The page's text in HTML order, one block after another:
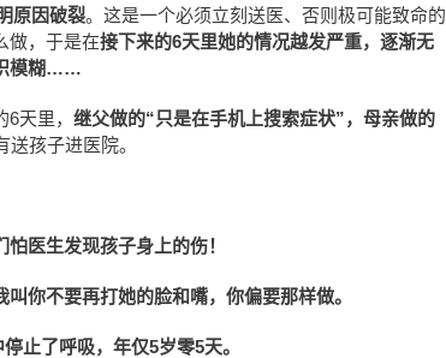
原因破裂。这是一个必须立刻送医、否则极可能致命的
做，于是在接下来的6天里她的情况越发严重，逐渐无
模糊……
天里， 继父做的“只是在手机上搜索症状”，母亲做的
送孩子进医院。
怕医生发现孩子身上的伤！
叫你不要再打她的脸和嘴，你偏要那样做。
止了呼吸，年仅5岁零5天。